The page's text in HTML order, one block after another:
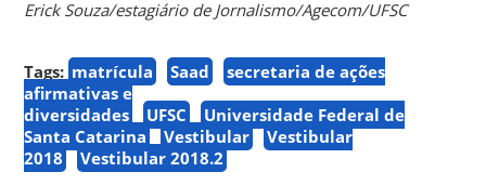
Erick Souza/estagiário de Jornalismo/Agecom/UFSC
Tags: matrícula Saad
secretaria de ações
afirmativas e
diversidades
UFSC
Universidade Federal de
Santa Catarina
Vestibular
Vestibular
2018
Vestibular 2018.2